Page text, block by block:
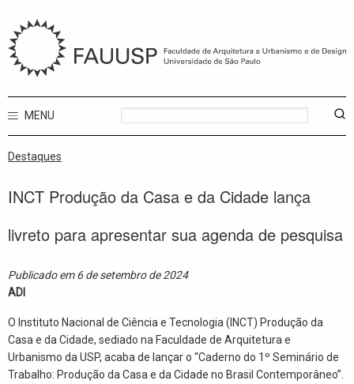
MENU
Destaques
INCT Produção da Casa e da Cidade lança
livreto para apresentar sua agenda de pesquisa
Publicado em 6 de setembro de 2024
ADI
O Instituto Nacional de Ciência e Tecnologia (INCT) Produção da
Casa e da Cidade, sediado na Faculdade de Arquitetura e
Urbanismo da USP, acaba de lançar o “Caderno do 1º Seminário de
Trabalho: Produção da Casa e da Cidade no Brasil Contemporâneo”.